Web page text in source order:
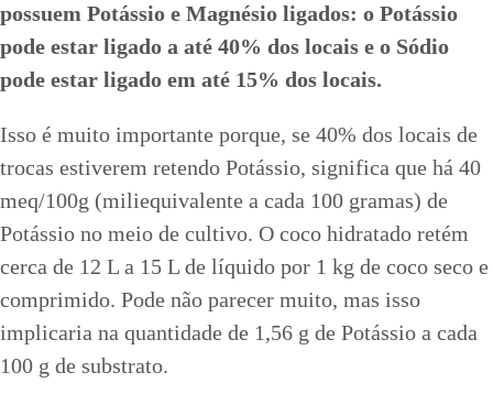
possuem Potássio e Magnésio ligados: o Potássio
pode estar ligado a até 40% dos locais e o Sódio
pode estar ligado em até 15% dos locais.
Isso é muito importante porque, se 40% dos locais de
trocas estiverem retendo Potássio, significa que há 40
meq/100g (miliequivalente a cada 100 gramas) de
Potássio no meio de cultivo. O coco hidratado retém
cerca de 12 L a 15 L de líquido por 1 kg de coco seco e
comprimido. Pode não parecer muito, mas isso
implicaria na quantidade de 1,56 g de Potássio a cada
100 g de substrato.